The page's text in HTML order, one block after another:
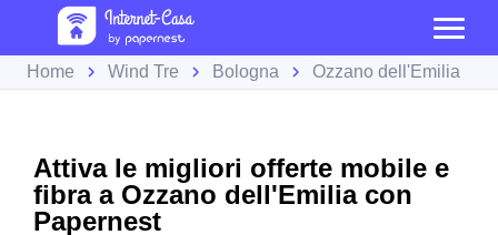
Home Wind Tre Bologna Ozzano dell'Emilia